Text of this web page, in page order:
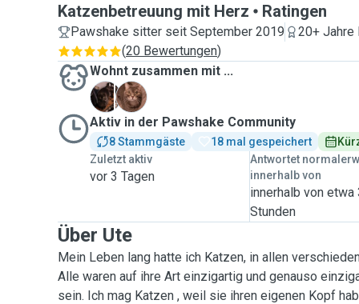
Katzenbetreuung mit Herz Ratingen
Pawshake sitter seit September 2019
20+ Jahre
(20 Bewertungen)
Wohnt zusammen mit ...
L
P
Aktiv in der Pawshake Community
8 Stammgäste 18 mal gespeichert
Zuletzt aktiv
vor 3 Tagen
Antwortet
innerhalb von
innerhalb von etwa
Stunden
Über Ute
Mein Leben lang hatte ich Katzen, in allen
Alle waren auf ihre Art einzigartig und genauso
sein. Ich mag Katzen , weil sie ihren eigenen Kopf